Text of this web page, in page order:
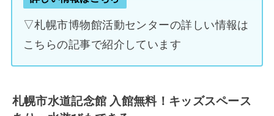
▽札幌市博物館活動センターの詳しい情報は
こちらの記事で紹介しています
札幌市水道記念館 入館無料！キッズスペース